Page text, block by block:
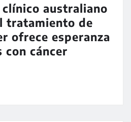
australiano
tratamiento de
ofrece esperanza
con cáncer